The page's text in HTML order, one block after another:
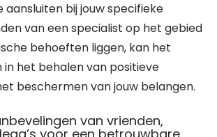
aansluiten bij jouw specifieke
van een specialist op het gebied
behoeften liggen, kan het
in het behalen van positieve
beschermen van jouw belangen.
van vrienden,